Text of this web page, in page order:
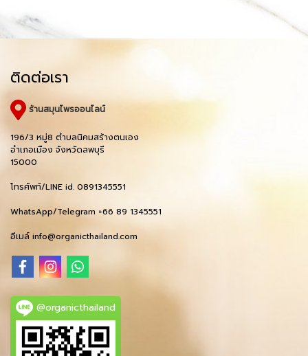
ติดต่อเรา
ร้านสมุนไพรออนไลน์
196/3 หมู่8 ตำบลนิคมสร้างตนเอง
อำเภอเมือง จังหวัดลพบุรี
15000
โทรศัพท์/LINE id. 0891345551
WhatsApp/Telegram +66 89 1345551
อีเมล์ info@organicthailand.com
@organicthailand